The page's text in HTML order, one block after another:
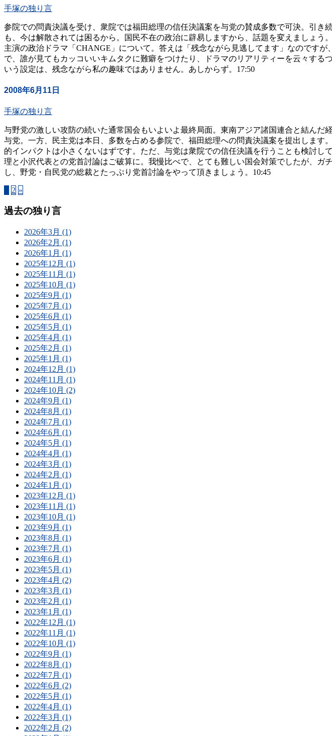
手塚の独り言
参院での問責決議を受け、衆院では福田総理の信任決議案を与党の賛成多数で可決。引
も、今は解散されては困るから。国民不在の政治に辟易しますから、話題を変えましょ
主演の政治ドラマ「CHANGE」について。答えは「残念ながら見逃してます」なのです
で、誰が見てもカッコいいキムタクに難癖をつけたり、ドラマのリアリティーを云々す
いう設定は、残念ながら私の趣味ではありません。あしからず。17:50
2008年6月11日
手塚の独り言
与野党の激しい攻防の続いた通常国会もいよいよ最終局面。東南アジア諸国連合と結ん
与党。一方、民主党は本日、多数を占める参院で、福田総理への問責決議案を提出しま
的インパクトは小さくないはずです。ただ、与党は衆院での信任決議を行うことも検討
理と小沢代表との党首討論はご破算に。我慢比べで、とても難しい国会対策でしたが、
し、野党・自民党の総裁とたっぷり党首討論をやって頂きましょう。10:45
2 »
過去の独り言
2026年3月 (1)
2026年2月 (1)
2026年1月 (1)
2025年12月 (1)
2025年11月 (1)
2025年10月 (1)
2025年9月 (1)
2025年7月 (1)
2025年6月 (1)
2025年5月 (1)
2025年4月 (1)
2025年2月 (1)
2025年1月 (1)
2024年12月 (1)
2024年11月 (1)
2024年10月 (2)
2024年9月 (1)
2024年8月 (1)
2024年7月 (1)
2024年6月 (1)
2024年5月 (1)
2024年4月 (1)
2024年3月 (1)
2024年2月 (1)
2024年1月 (1)
2023年12月 (1)
2023年11月 (1)
2023年10月 (1)
2023年9月 (1)
2023年8月 (1)
2023年7月 (1)
2023年6月 (1)
2023年5月 (1)
2023年4月 (2)
2023年3月 (1)
2023年2月 (1)
2023年1月 (1)
2022年12月 (1)
2022年11月 (1)
2022年10月 (1)
2022年9月 (1)
2022年8月 (1)
2022年7月 (1)
2022年6月 (2)
2022年5月 (1)
2022年4月 (1)
2022年3月 (1)
2022年2月 (2)